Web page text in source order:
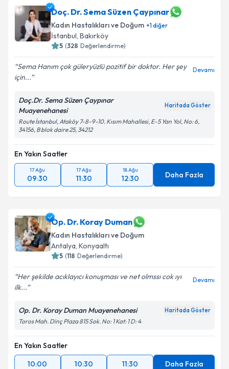
bilgilendireceğiz.
E-posta Adresiniz
kapsamda işlenmesini kabul ediyorum.
Takvim Talebini Gönder
Doç. Dr. Sema Süzen Çaypınar
Kadın Hastalıkları ve Doğum +1diğer
İstanbul, Bakırköy
5 (328 Değerlendirme)
Sema Hanım çok güleryüzlü pozitif bir doktor. Her şey
için...
Devamı
Doç.Dr. Sema Süzen Çaypınar
Muayenehanesi
Haritada Göster
Route İstanbul, Ataköy 7-8-9-10. Kısım Mahallesi, E-5 Yan Yol, No: 6,
34156, B blok daire 25, 34212
En Yakın Saatler
17 Ağu
09:30
17 Ağu
11:30
18 Ağu
12:30 Daha Fazla
Op. Dr. Koray Duman
Kadın Hastalıkları ve Doğum
Antalya, Konyaaltı
5 (118 Değerlendirme)
Her şekilde acıklayıcı konuşması ve net olmssı cok ıyı
ilk...
Devamı
Op. Dr. Koray Duman Muayenehanesi Haritada Göster
Toros Mah. Dinç Plaza 815 Sok. No: 1 Kat: 1 D: 4
En Yakın Saatler
10:00
10:30 11:30 Daha Fazla